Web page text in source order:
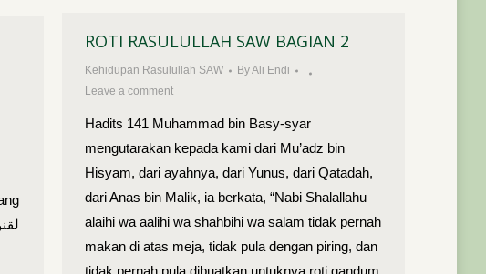
ROTI RASULULLAH SAW BAGIAN 2
Kehidupan Rasulullah SAW ByAli Endi
Leave a comment
Hadits 141 Muhammad bin Basy-syar
mengutarakan kepada kami dari Mu’adz bin
Hisyam, dari ayahnya, dari Yunus, dari Qatadah,
dari Anas bin Malik, ia berkata, “Nabi Shalallahu
alaihi wa aalihi wa shahbihi wa salam tidak pernah
makan di atas meja, tidak pula dengan piring, dan
tidak pernah pula dibuatkan untuknya roti gandum